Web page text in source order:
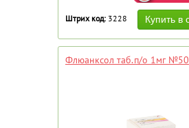
Штрих код: 3228
Флюанксол таб.п/о 1мг №50